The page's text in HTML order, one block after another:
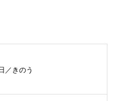
／きのう